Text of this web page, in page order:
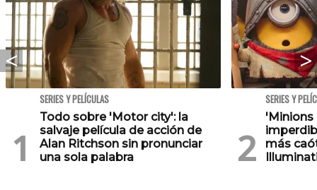
SERIES Y PELÍCULAS
Todo sobre 'Motor city': la
salvaje película de acción de
Alan Ritchson sin pronunciar
una sola palabra
SERIES Y
'Minions
más